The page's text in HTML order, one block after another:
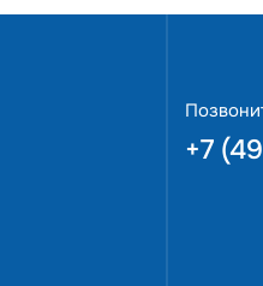
перебоях в сети
+7